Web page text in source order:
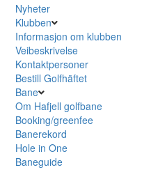
Nyheter
Klubben
Informasjon om klubben
Veibeskrivelse
Kontaktpersoner
Bestill Golfhäftet
Bane
Om Hafjell golfbane
Booking/greenfee
Banerekord
Hole in One
Baneguide